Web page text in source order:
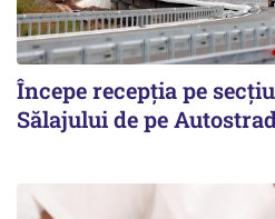
Începe recepţia pe
Sălajului de pe